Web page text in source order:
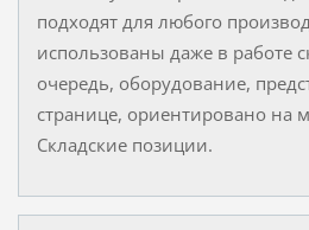
подходят для любого
использованы даже в работе
очередь, оборудование,
странице, ориентировано на
Складские позиции.